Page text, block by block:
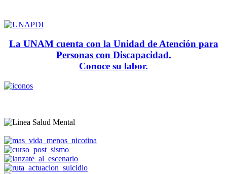
La UNAM cuenta con la Unidad de Atención para
Personas con Discapacidad.
Conoce su labor.